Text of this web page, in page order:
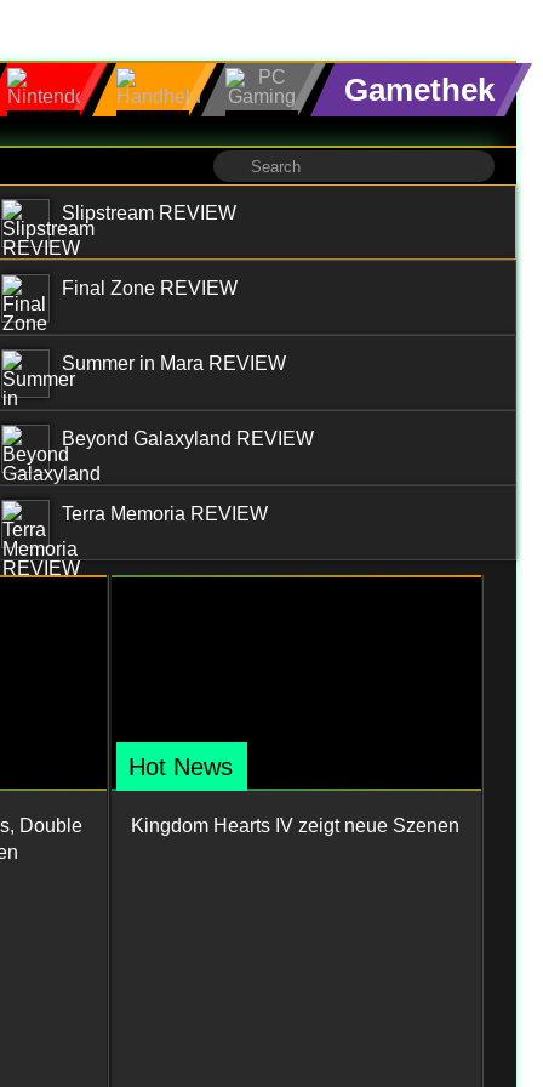
Gamethek
Slipstream REVIEW
Final Zone REVIEW
Summer in Mara REVIEW
Beyond Galaxyland REVIEW
Terra Memoria REVIEW
Double
Hot News
Kingdom Hearts IV zeigt neue Szenen